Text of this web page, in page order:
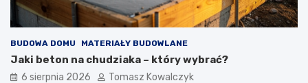
BUDOWA DOMU MATERIAŁY BUDOWLANE
Jaki beton na chudziaka – który wybrać?
6 sierpnia 2026 Tomasz Kowalczyk